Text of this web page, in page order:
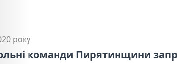
року
команди Пирятинщини